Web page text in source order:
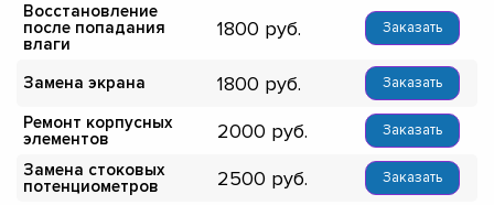
Восстановление
после попадания
влаги
1800 Заказать
Замена экрана 1800 Заказать
Ремонт корпусных
элементов
2000 Заказать
Замена стоковых
потенциометров
2500 Заказать